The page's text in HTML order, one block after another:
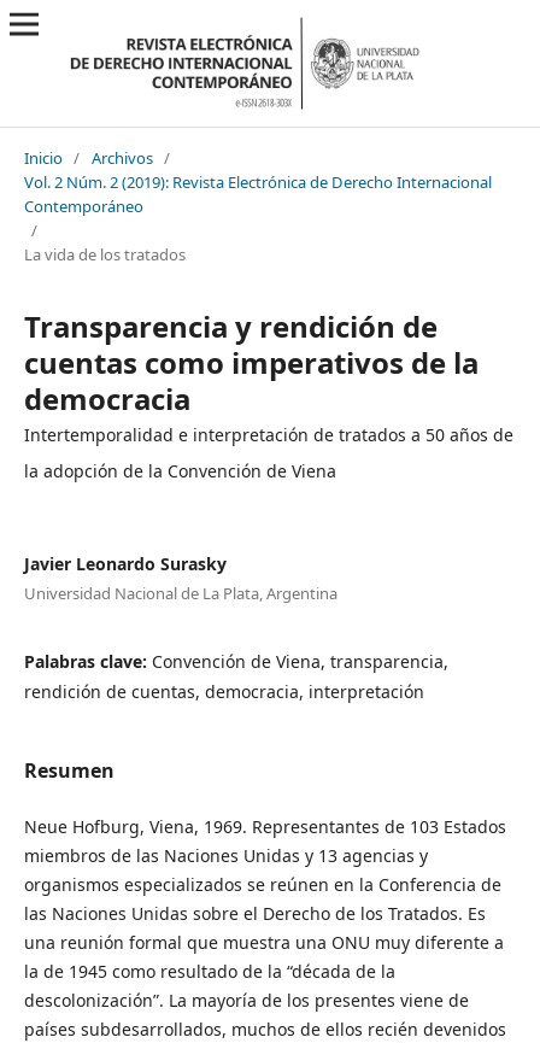
Inicio / Archivos /
Vol. 2 Núm. 2 (2019): Revista Electrónica de Derecho Internacional
Contemporáneo
/
La vida de los tratados
Transparencia y rendición de
cuentas como imperativos de la
democracia
Intertemporalidad e interpretación de tratados a 50 años de
la adopción de la Convención de Viena
Javier Leonardo Surasky
Universidad Nacional de La Plata, Argentina
Palabras clave: Convención de Viena, transparencia,
rendición de cuentas, democracia, interpretación
Resumen
Neue Hofburg, Viena, 1969. Representantes de 103 Estados
miembros de las Naciones Unidas y 13 agencias y
organismos especializados se reúnen en la Conferencia de
las Naciones Unidas sobre el Derecho de los Tratados. Es
una reunión formal que muestra una ONU muy diferente a
la de 1945 como resultado de la “década de la
descolonización”. La mayoría de los presentes viene de
países subdesarrollados, muchos de ellos recién devenidos